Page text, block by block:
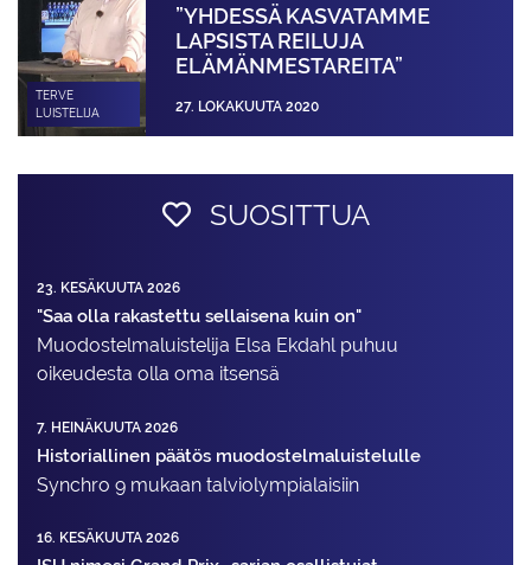
TERVE
LUISTELIJA
”YHDESSÄ KASVATAMME
LAPSISTA REILUJA
ELÄMÄNMESTAREITA”
27. LOKAKUUTA 2020
SUOSITTUA
23. KESÄKUUTA 2026
"Saa olla rakastettu sellaisena kuin on"
Muodostelma­luistelija Elsa Ekdahl puhuu
oikeudesta olla oma itsensä
7. HEINÄKUUTA 2026
Historiallinen päätös muodostelmaluistelulle
Synchro 9 mukaan talviolympialaisiin
16. KESÄKUUTA 2026